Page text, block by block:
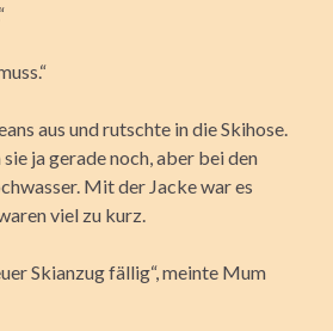
aus und rutschte in die Skihose.
ja gerade noch, aber bei den
Mit der Jacke war es
viel zu kurz.
Skianzug fällig“, meinte Mum